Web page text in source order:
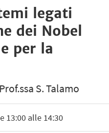
legati
dei Nobel
per la
S. Talamo
13:00 alle 14:30